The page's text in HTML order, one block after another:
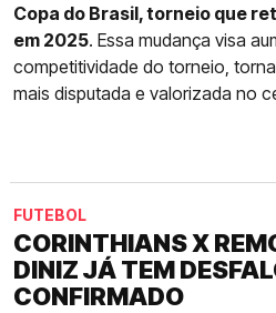
Copa do Brasil, torneio que
em 2025. Essa mudança visa
competitividade do torneio,
mais disputada e valorizada no
FUTEBOL
CORINTHIANS X
DINIZ JÁ TEM
CONFIRMADO